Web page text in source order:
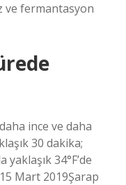
ve fermantasyon
ince ve daha
30 dakika;
34°F’de
Mart 2019Şarap